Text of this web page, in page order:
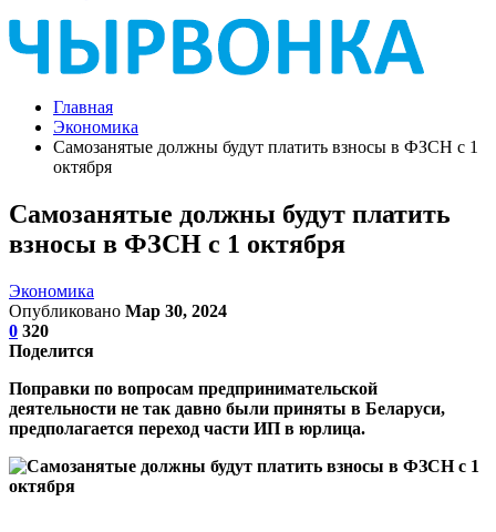
Главная
Экономика
Самозанятые должны будут платить взносы в ФЗСН с 1
октября
Самозанятые должны будут платить
взносы в ФЗСН с 1 октября
Экономика
Опубликовано Мар 30, 2024
0 320
Поделится
Поправки по вопросам предпринимательской
деятельности не так давно были приняты в Беларуси,
предполагается переход части ИП в юрлица.